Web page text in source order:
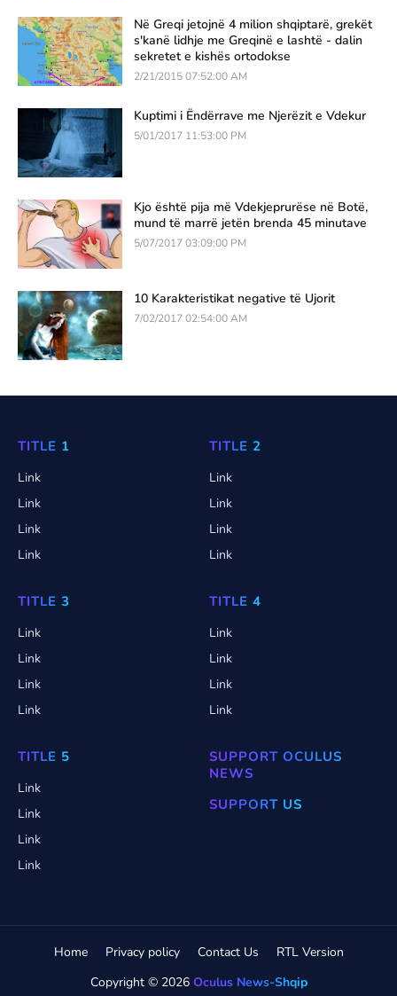
Në Greqi jetojnë 4 milion shqiptarë, grekët
s'kanë lidhje me Greqinë e lashtë - dalin
sekretet e kishës ortodokse
2/21/2015 07:52:00 AM
Kuptimi i Ëndërrave me Njerëzit e Vdekur
5/01/2017 11:53:00 PM
Kjo është pija më Vdekjeprurëse në Botë,
mund të marrë jetën brenda 45 minutave
5/07/2017 03:09:00 PM
10 Karakteristikat negative të Ujorit
7/02/2017 02:54:00 AM
TITLE 1
Link
Link
Link
Link
TITLE 2
Link
Link
Link
Link
TITLE 3
Link
Link
Link
Link
TITLE 4
Link
Link
Link
Link
TITLE 5
Link
Link
Link
Link
SUPPORT OCULUS
NEWS
SUPPORT US
Copyright © 2026 Oculus News-Shqip
Home Privacy policy Contact Us RTL Version